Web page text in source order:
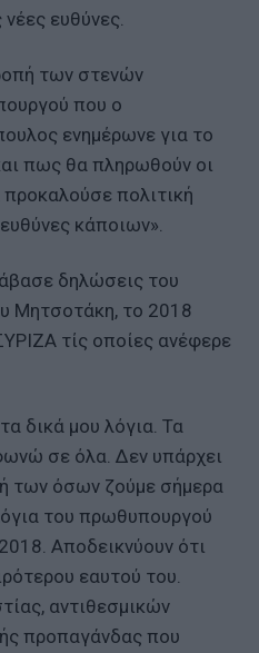
ευθύνες.
των στενών
που ο
ενημέρωνε για το
πως θα πληρωθούν οι
πολιτική
κάποιων».
δηλώσεις του
Μητσοτάκη, το 2018
τίς οποίες ανέφερε
δικά μου λόγια. Τα
σε όλα. Δεν υπάρχει
των όσων ζούμε σήμερα
του πρωθυπουργού
Αποδεικνύουν ότι
εαυτού του.
αντιθεσμικών
προπαγάνδας που